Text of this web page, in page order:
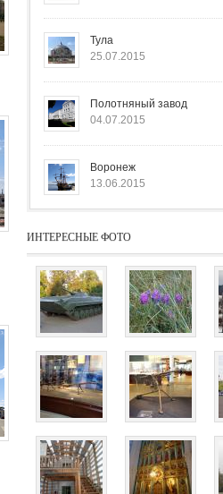
Тула
25.07.2015
Полотняный завод
04.07.2015
Воронеж
13.06.2015
ИНТЕРЕСНЫЕ ФОТО